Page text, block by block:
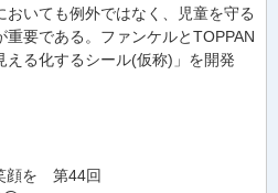
いても例外ではなく、児童を守る
要である。ファンケルとTOPPAN
える化するシール(仮称)」を開発
顔を 第44回